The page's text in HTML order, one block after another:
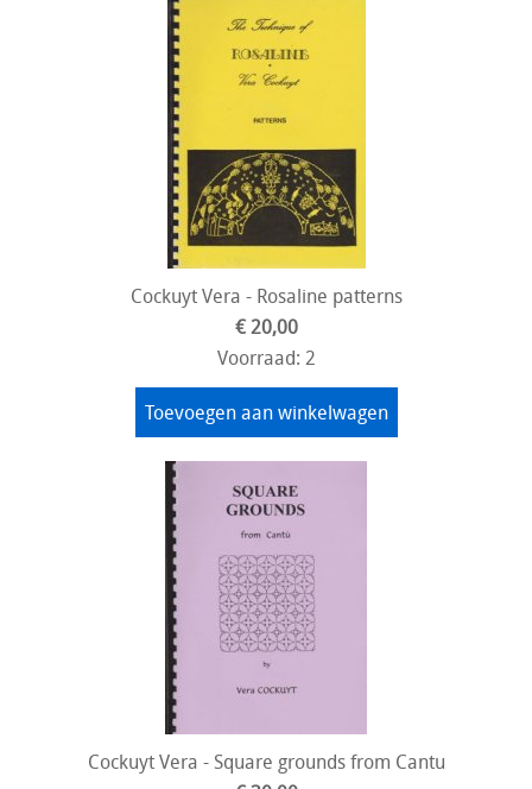
Cockuyt Vera - Rosaline patterns
€ 20,00
Voorraad: 2
Toevoegen aan winkelwagen
Cockuyt Vera - Square grounds from Cantu